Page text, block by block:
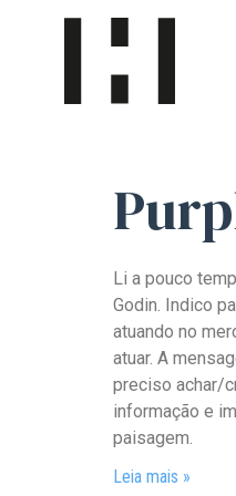
Li a pouco
Godin. Indico
atuando no
atuar. A
preciso achar/
informação e
paisagem.
Leia mais »